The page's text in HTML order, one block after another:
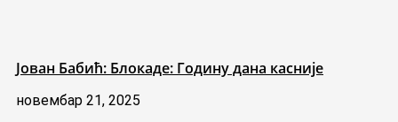
Јован Бабић: Блокаде: Годину дана касније
новембар 21, 2025